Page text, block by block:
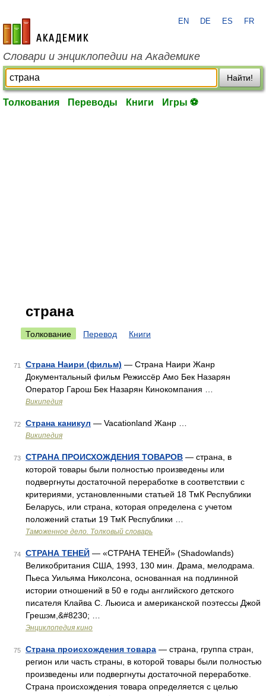
academic.ru
EN DE ES FR
Словари и энциклопедии на Академике
Найти!
Толкования Переводы Книги Игры ⚽
страна
Толкование Перевод Книги
71 Страна Наири (фильм) — Страна Наири Жанр
Документальный фильм Режиссёр Амо Бек Назарян
Оператор Гарош Бек Назарян Кинокомпания …
Википедия
72 Страна каникул — Vacationland Жанр …
Википедия
73 СТРАНА ПРОИСХОЖДЕНИЯ ТОВАРОВ — страна, в
которой товары были полностью произведены или
подвергнуты достаточной переработке в соответствии с
критериями, установленными статьей 18 ТмК Республики
Беларусь, или страна, которая определена с учетом
положений статьи 19 ТмК Республики …
Таможенное дело. Толковый словарь
74 СТРАНА ТЕНЕЙ — «СТРАНА ТЕНЕЙ» (Shadowlands)
Великобритания США, 1993, 130 мин. Драма, мелодрама.
Пьеса Уильяма Николсона, основанная на подлинной
истории отношений в 50 е годы английского детского
писателя Клайва С. Льюиса и американской поэтессы Джой
Грешэм,&#8230; …
Энциклопедия кино
75 Страна происхождения товара — страна, группа стран,
регион или часть страны, в которой товары были полностью
произведены или подвергнуты достаточной переработке.
Страна происхождения товара определяется с целью